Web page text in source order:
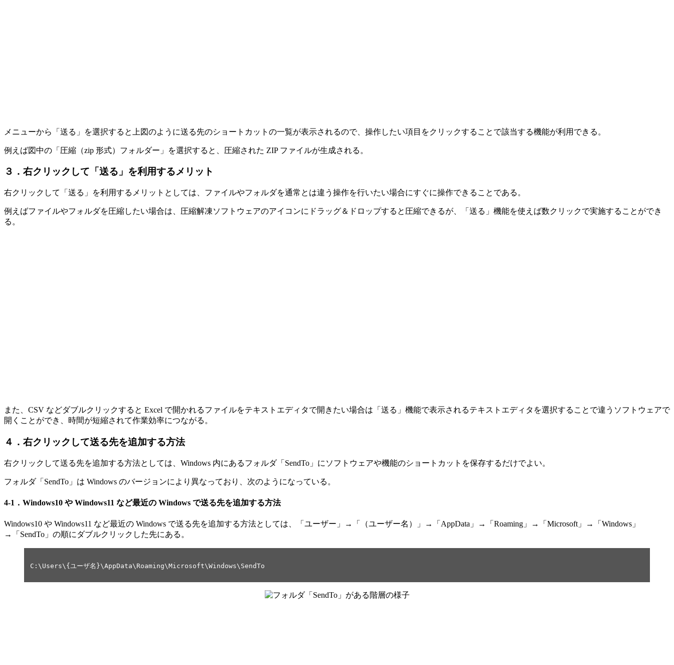
メニューから「送る」を選択すると上図のように送る先のショートカットの一覧が表示されるので、操作したい項目をクリックすることで該当する機能が利用できる。
例えば図中の「圧縮（zip 形式）フォルダー」を選択すると、圧縮された ZIP ファイルが生成される。
３．右クリックして「送る」を利用するメリット
右クリックして「送る」を利用するメリットとしては、ファイルやフォルダを通常とは違う操作を行いたい場合にすぐに操作できることである。
例えばファイルやフォルダを圧縮したい場合は、圧縮解凍ソフトウェアのアイコンにドラッグ＆ドロップすると圧縮できるが、「送る」機能を使えば数クリックで実施することができ
る。
また、CSV などダブルクリックすると Excel で開かれるファイルをテキストエディタで開きたい場合は「送る」機能で表示されるテキストエディタを選択することで違うソフトウェアで
開くことができ、時間が短縮されて作業効率につながる。
４．右クリックして送る先を追加する方法
右クリックして送る先を追加する方法としては、Windows 内にあるフォルダ「SendTo」にソフトウェアや機能のショートカットを保存するだけでよい。
フォルダ「SendTo」は Windows のバージョンにより異なっており、次のようになっている。
4-1．Windows10 や Windows11 など最近の Windows で送る先を追加する方法
Windows10 や Windows11 など最近の Windows で送る先を追加する方法としては、「ユーザー」→「（ユーザー名）」→「AppData」→「Roaming」→「Microsoft」→「Windows」
→「SendTo」の順にダブルクリックした先にある。